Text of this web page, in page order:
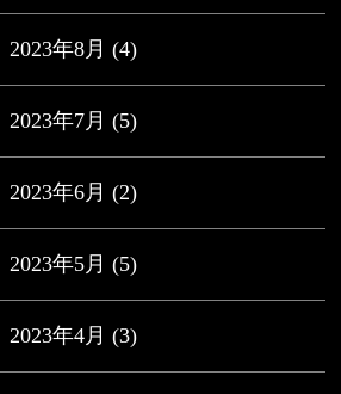
2023年8月 (4)
2023年7月 (5)
2023年6月 (2)
2023年5月 (5)
2023年4月 (3)